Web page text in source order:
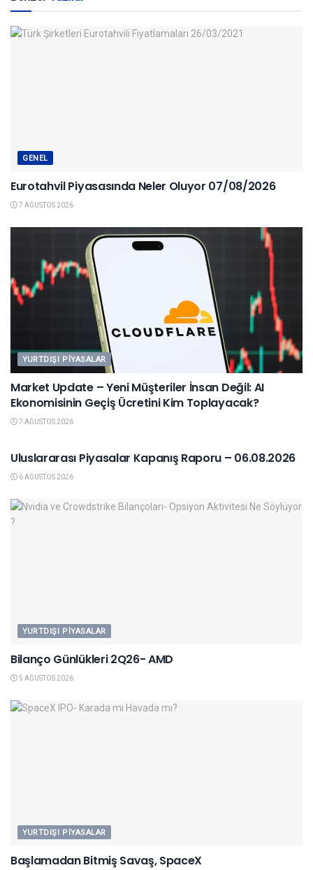
GENEL
Eurotahvil Piyasasında Neler Oluyor 07/08/2026
7 AĞUSTOS 2026
YURTDIŞI PIYASALAR
Market Update – Yeni Müşteriler İnsan Değil: AI
Ekonomisinin Geçiş Ücretini Kim Toplayacak?
7 AĞUSTOS 2026
Uluslararası Piyasalar Kapanış Raporu – 06.08.2026
6 AĞUSTOS 2026
YURTDIŞI PIYASALAR
Bilanço Günlükleri 2Q26- AMD
5 AĞUSTOS 2026
YURTDIŞI PIYASALAR
Başlamadan Bitmiş Savaş, SpaceX